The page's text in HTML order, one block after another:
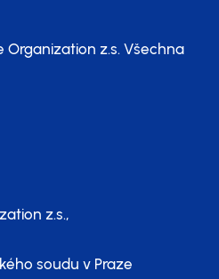
Organization z.s.Všechna
z.s.,
soudu v Praze